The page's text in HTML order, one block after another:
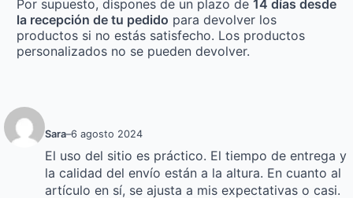
Por supuesto, dispones de un plazo de 14 días desde
la recepción de tu pedido para devolver los
productos si no estás satisfecho. Los productos
personalizados no se pueden devolver.
Sara–6 agosto 2024
El uso del sitio es práctico. El tiempo de entrega y
la calidad del envío están a la altura. En cuanto al
artículo en sí, se ajusta a mis expectativas o casi.